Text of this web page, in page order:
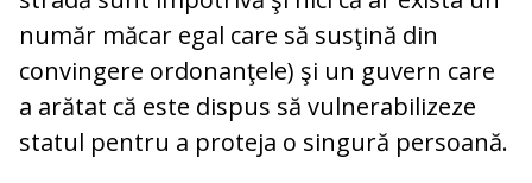
număr măcar egal care să sus­ţină din
convingere ordonanţele) şi un gu­vern care
a arătat că este dispus să vul­ne­rabilizeze
statul pentru a proteja o singură persoană.